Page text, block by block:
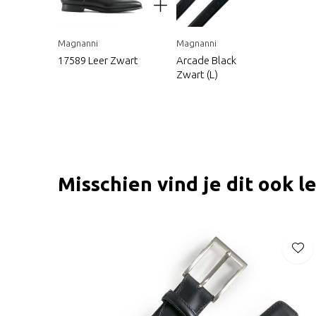
Magnanni
17589 Leer Zwart
Magnanni
Arcade Black
Zwart (L)
Misschien vind je dit ook